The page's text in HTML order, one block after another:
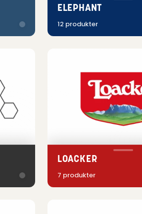
ELEPHANT
12 produkter
LOACKER
7 produkter